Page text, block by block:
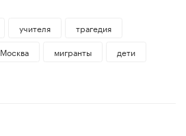
учителя
трагедия
Москва мигранты
дети